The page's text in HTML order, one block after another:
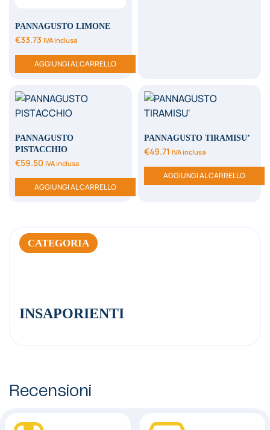
PANNAGUSTO LIMONE
€33.73 IVA inclusa
AGGIUNGI AL CARRELLO
PANNAGUSTO
PISTACCHIO
€59.50 IVA inclusa
AGGIUNGI AL CARRELLO
PANNAGUSTO TIRAMISU’
€49.71 IVA inclusa
AGGIUNGI AL CARRELLO
CATEGORIA
INSAPORIENTI
Recensioni